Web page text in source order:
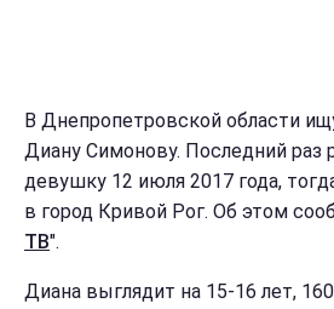
В Днепропетровской области
Диану Симонову. Последний раз
девушку 12 июля 2017 года,
в город Кривой Рог. Об этом
ТВ".
Диана выглядит на 15-16 лет,